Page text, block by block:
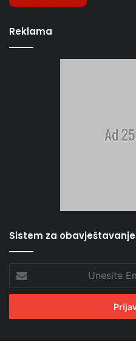
Reklama
Sistem za obavještavanje
Unesite
Email
adresu